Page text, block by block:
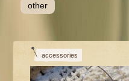
other
accessories